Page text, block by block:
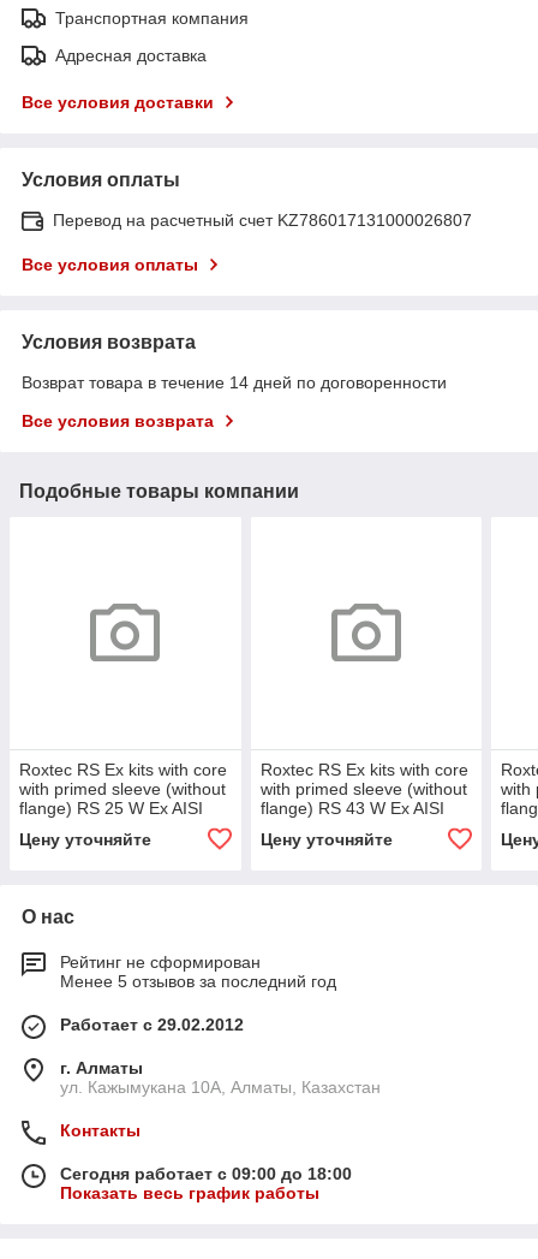
Транспортная компания
Адресная доставка
Все условия доставки
Условия оплаты
Перевод на расчетный счет KZ786017131000026807
Все условия оплаты
Условия возврата
Возврат товара в течение 14 дней по договоренности
Все условия возврата
Подобные товары компании
Roxtec RS Ex kits with core
with primed sleeve (without
flange) RS 25 W Ex AISI
Цену уточняйте
Roxtec RS Ex kits with core
with primed sleeve (without
flange) RS 43 W Ex AISI
Цену уточняйте
with
О нас
Рейтинг не сформирован
Менее 5 отзывов за последний год
Работает с 29.02.2012
г. Алматы
ул. Кажымукана 10А, Алматы, Казахстан
Контакты
Сегодня работает с 09:00 до 18:00
Показать весь график работы